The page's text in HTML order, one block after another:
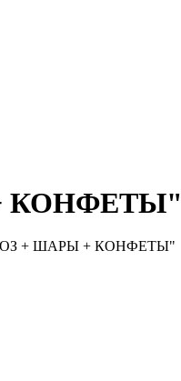
КОНФЕТЫ"
+ ШАРЫ + КОНФЕТЫ"